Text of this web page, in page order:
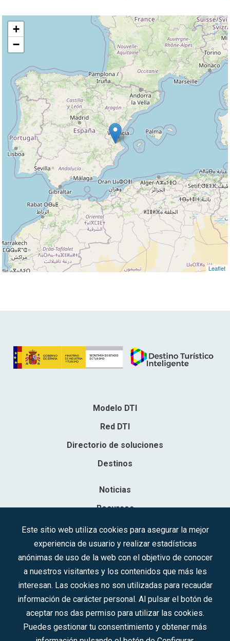
+
−
Leaflet
Modelo DTI
Red DTI
Directorio de soluciones
Destinos
Noticias
Recursos
Contacto
Sociedad Mercantil Estatal para la Gestión de la Innovación y las
Inscrita en el R.M. de Madrid, T, 12593, Se. 8, F. 129, H. 201.307.
C.I.F.: A-81/874.984
Síguenos en redes sociales:
Este sitio web utiliza cookies para asegurar la mejor
experiencia de usuario y realizar estadísticas
anónimas de uso de la web con el objetivo de conocer
a nuestros visitantes y los contenidos que más les
interesan. Las cookies no son utilizadas para recaudar
información de carácter personal. Al pulsar el botón de
aceptar nos das permiso para utilizar las cookies.
Puedes gestionar tu consentimiento y obtener más